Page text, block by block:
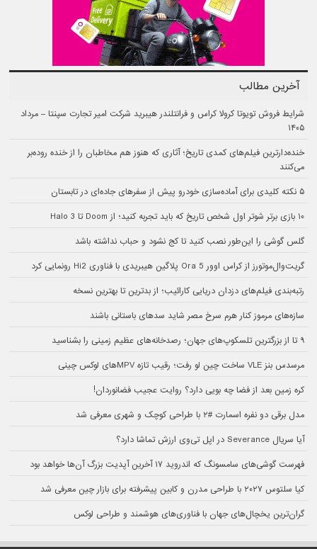
آخرین مطالب
شرایط فروش تویوتا کرولا کراس و فرانتلندر هیبرید شرکت امیر تجارت سپنتا – مرداد
۱۴۰۵
خنده‌دارترین فیلم‌های کمدی تاریخ؛ آثاری که هنوز هم مخاطبان را از خنده روده‌بر
می‌کنند
۵ نکته کلیدی برای آماده‌سازی خودرو پیش از سفرهای جاده‌ای در تابستان
۱۰ بازی برتر شوتر اول شخص تاریخ که باید تجربه کنید؛ از Doom تا Halo 3
گلس گوشی را این‌طور نصب کنید تا کج نشود و حباب نداشته باشد
گریت‌وال‌موتورز از کراس اوور Ora 5 پلاگین هیبریدی با فناوری Hi2 رونمایی کرد
رتبه‌بندی فیلم‌های دزدان دریایی کارائیب؛ از بدترین تا بهترین نسخه
سازه‌های مرموز کنار هرم سرخ مصر شاید سدهای باستانی باشند
۹ تا از بزرگترین تلسکوپ‌های جهان؛ رصدخانه‌های عظیم زمینی را بشناسید
مرسدس بنز VLE ساخت چین لو رفت؛ رقیب تازه MPVهای لوکس چینی
کره زمین بعد از فضا چه بویی دارد؟ روایت عجیب فضانوردان!
مدل برقی دو نفره اسمارت #۲ با طراحی کوچک و شهری معرفی شد
آیا سریال Severance در اپل تی‌وی ارزش تماشا دارد؟
فهرست گوشی‌های سامسونگ که اندروید ۱۷ آخرین آپدیت بزرگ آن‌ها خواهد بود
کیا سلتوس ۲۰۲۷ با طراحی مدرن و کابین پیشرفته برای بازار چین معرفی شد
گران‌ترین یخچال‌های جهان با فناوری‌های هوشمند و طراحی لوکس